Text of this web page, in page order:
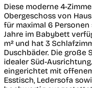
Diese moderne 4-
Obergeschoss von
für maximal 6
Jahre im Babybett
m² und hat 3
Duschbäder. Die große
idealer Süd-
eingerichtet mit
Esstisch, Ledersofa